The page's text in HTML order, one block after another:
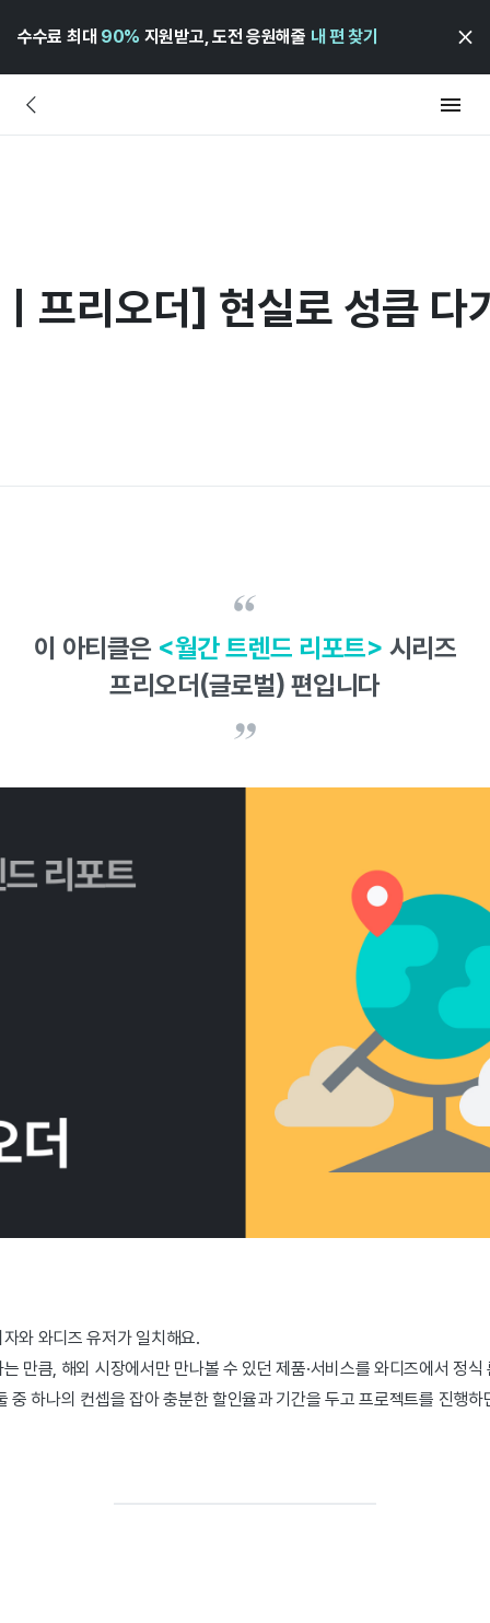
수수료 최대 90% 지원받고, 도전 응원해줄 내 편 찾기
프리오더] 현실로 성큼 다
이 아티클은 <월간 트렌드 리포트> 시리즈
프리오더(글로벌) 편입니다
와 와디즈 유저가 일치해요.
만큼, 해외 시장에서만 만나볼 수 있던 제품·서비스를 와디즈에서 정식
중 하나의 컨셉을 잡아 충분한 할인율과 기간을 두고 프로젝트를 진행하